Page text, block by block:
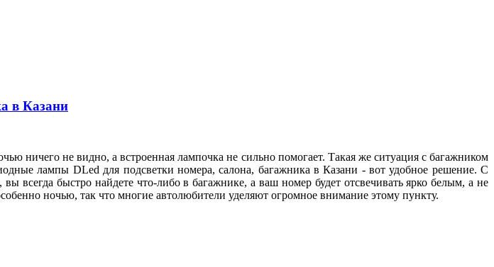
в Казани
ничего не видно, а встроенная лампочка не сильно помогает. Такая же ситуация с багажником
лампы DLed для подсветки номера, салона, багажника в Казани - вот удобное решение. С
всегда быстро найдете что-либо в багажнике, а ваш номер будет отсвечивать ярко белым, а не
ночью, так что многие автолюбители уделяют огромное внимание этому пункту.